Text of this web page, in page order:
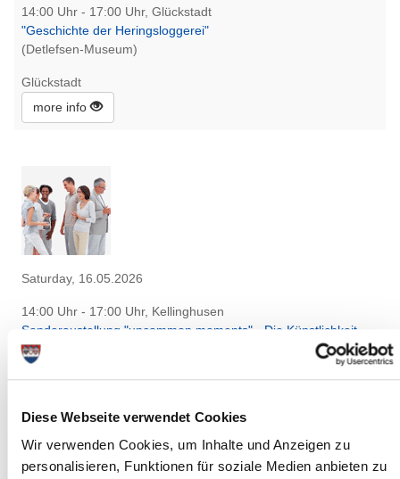
Diese Webseite verwendet Cookies
Wir verwenden Cookies, um Inhalte und Anzeigen zu
personalisieren, Funktionen für soziale Medien anbieten zu
14:00 Uhr - 17:00 Uhr, Glückstadt
"Geschichte der Heringsloggerei"
(Detlefsen-Museum)
Glückstadt
more info
Saturday, 16.05.2026
14:00 Uhr - 17:00 Uhr, Kellinghusen
Sonderaustellung "uncommon moments" - Die Künstlichkeit
der natürlichen Inszenierung im Museum betont in
Kellinghusen
Kellinghusen
more info